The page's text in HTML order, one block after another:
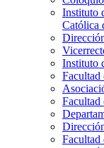
Instituto
Católica
Instituto
Facultad
Facultad
Facultad